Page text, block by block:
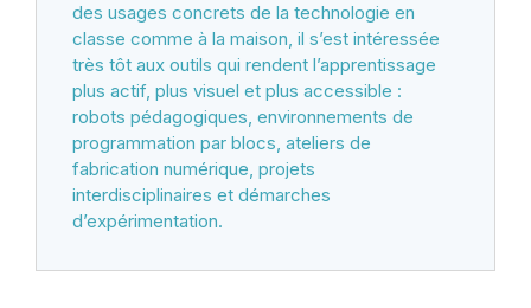
des usages concrets de la technologie en
classe comme à la maison, il s’est intéressée
très tôt aux outils qui rendent l’apprentissage
plus actif, plus visuel et plus accessible :
robots pédagogiques, environnements de
programmation par blocs, ateliers de
fabrication numérique, projets
interdisciplinaires et démarches
d’expérimentation.